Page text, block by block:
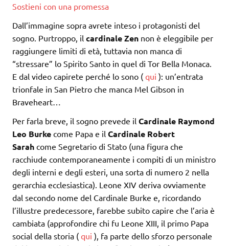
Sostieni con una promessa
Dall’immagine sopra avrete inteso i protagonisti del
sogno. Purtroppo, il cardinale Zen non è eleggibile per
raggiungere limiti di età, tuttavia non manca di
“stressare” lo Spirito Santo in quel di Tor Bella Monaca.
E dal video capirete perché lo sono ( qui ): un’entrata
trionfale in San Pietro che manca Mel Gibson in
Braveheart…
Per farla breve, il sogno prevede il Cardinale Raymond
Leo Burke come Papa e il Cardinale Robert
Sarah come Segretario di Stato (una figura che
racchiude contemporaneamente i compiti di un ministro
degli interni e degli esteri, una sorta di numero 2 nella
gerarchia ecclesiastica). Leone XIV deriva ovviamente
dal secondo nome del Cardinale Burke e, ricordando
l’illustre predecessore, farebbe subito capire che l’aria è
cambiata (approfondire chi fu Leone XIII, il primo Papa
social della storia ( qui ), fa parte dello sforzo personale